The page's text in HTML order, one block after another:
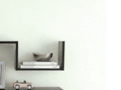
INDE
Inde Supreme